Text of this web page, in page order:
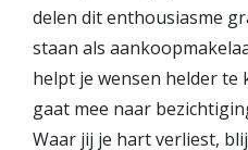
delen dit enthousiasme
staan als
helpt je wensen helder te
gaat mee naar
Waar jij je hart verliest,